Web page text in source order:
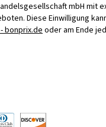
mbH mit
Diese Einwilligung
bonprix.deoder am Ende